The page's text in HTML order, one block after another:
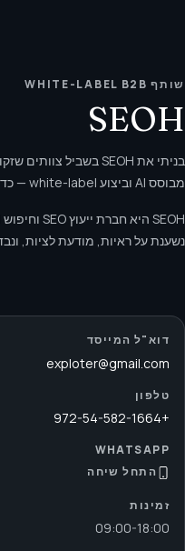
שותף WHITE-LABEL B2B
SEOH
מבוסס AI וביצוע white-label — כדי לעבור מייעוץ לעבודה מסופקת.
נשענת על ראיות, מודעת לציות,
דוא"ל המייסד
exploter@gmail.com
טלפון
+972-54-582-1664
WHATSAPP
התחל שיחה
זמינות
09:00-18:00